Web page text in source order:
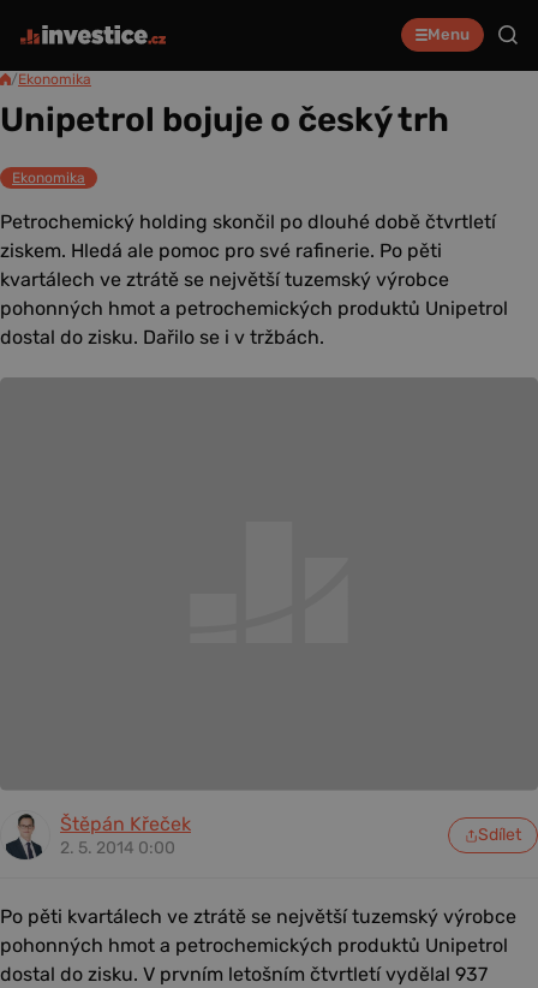
Menu
/Ekonomika
Unipetrol bojuje o český trh
Ekonomika
Petrochemický holding skončil po dlouhé době čtvrtletí
ziskem. Hledá ale pomoc pro své rafinerie. Po pěti
kvartálech ve ztrátě se největší tuzemský výrobce
pohonných hmot a petrochemických produktů Unipetrol
dostal do zisku. Dařilo se i v tržbách.
Štěpán Křeček
2. 5. 2014 0:00
Sdílet
Po pěti kvartálech ve ztrátě se největší tuzemský výrobce
pohonných hmot a petrochemických produktů Unipetrol
dostal do zisku. V prvním letošním čtvrtletí vydělal 937